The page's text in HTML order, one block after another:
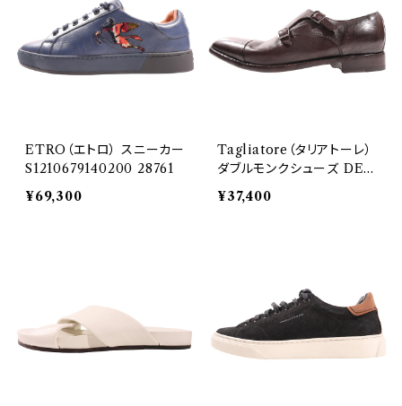
ETRO（エトロ） スニーカー
S1210679140200 28761
¥69,300
Tagliatore（タリアトーレ）
ダブルモンクシューズ DER
EK 28938
¥37,400